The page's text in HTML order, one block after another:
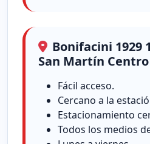
Bonifacini 1929
San Martín Centro
Fácil acceso.
Cercano a la
Estacionamiento
Todos los medios